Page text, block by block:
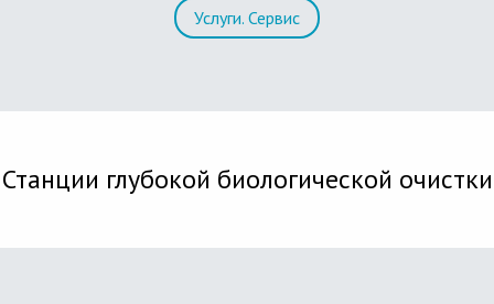
Услуги. Сервис
Станции глубокой биологической очистки